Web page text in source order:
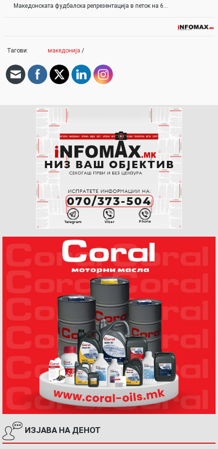
Македонската фудбалска репрезентација в петок на 6…
Тагови: македонија /
ИЗЈАВА НА ДЕНОТ